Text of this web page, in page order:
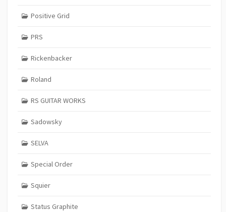
Positive Grid
PRS
Rickenbacker
Roland
RS GUITAR WORKS
Sadowsky
SELVA
Special Order
Squier
Status Graphite